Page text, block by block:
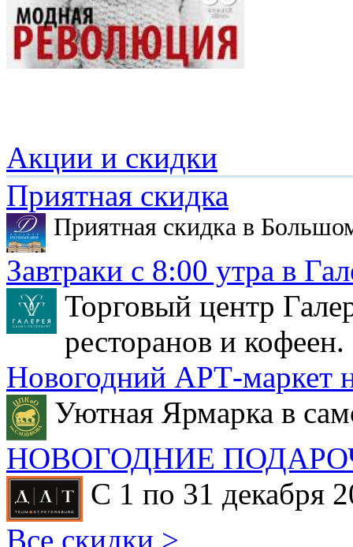
Акции и скидки
Приятная скидка
Приятная скидка в
Завтраки с 8:00 утра в
Торговый центр
ресторанов и кофеен.
Новогодний АРТ-маркет
Уютная Ярмарка в
НОВОГОДНИЕ
С 1 по 31 декабря
Все скидки >